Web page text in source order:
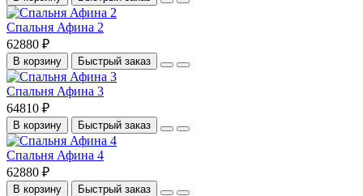
Спальня Афина 2
62880 ₽
В корзину Быстрый заказ
Спальня Афина 3
64810 ₽
В корзину Быстрый заказ
Спальня Афина 4
62880 ₽
В корзину Быстрый заказ